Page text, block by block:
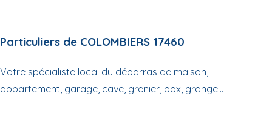
Particuliers de COLOMBIERS 17460
Votre spécialiste local du débarras de maison,
appartement, garage, cave, grenier, box, grange...